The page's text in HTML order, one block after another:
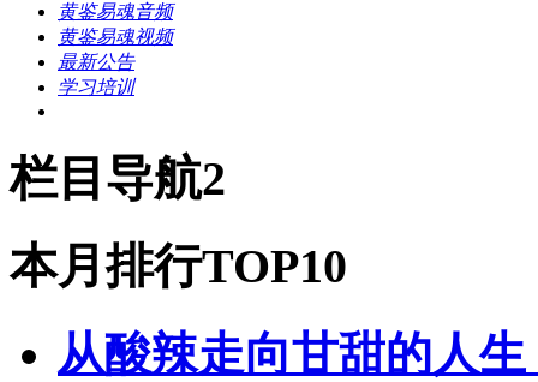
黄鉴易魂音频
黄鉴易魂视频
最新公告
学习培训
栏目导航2
本月排行TOP10
从酸辣走向甘甜的人